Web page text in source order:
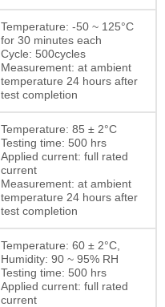
Temperature: -50 ~ 125°C
for 30 minutes each
Cycle: 500cycles
Measurement: at ambient
temperature 24 hours after
test completion
Temperature: 85 ± 2°C
Testing time: 500 hrs
Applied current: full rated
current
Measurement: at ambient
temperature 24 hours after
test completion
Temperature: 60 ± 2°C,
Humidity: 90 ~ 95% RH
Testing time: 500 hrs
Applied current: full rated
current